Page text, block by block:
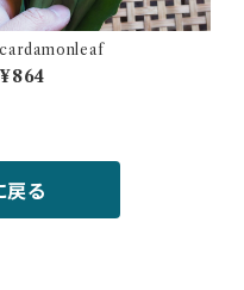
cardamonleaf
¥864
戻る